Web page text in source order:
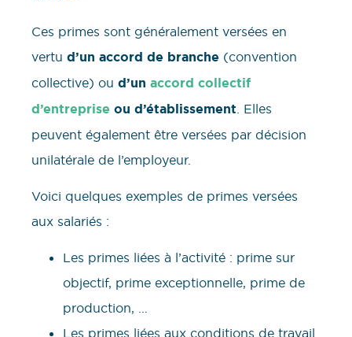
Ces primes sont généralement versées en
vertu d’un accord de branche (convention
collective) ou d’un accord collectif
d’entreprise ou d’établissement . Elles
peuvent également être versées par décision
unilatérale de l’employeur.
Voici quelques exemples de primes versées
aux salariés :
Les primes liées à l’activité : prime sur
objectif, prime exceptionnelle, prime de
production, …
Les primes liées aux conditions de travail